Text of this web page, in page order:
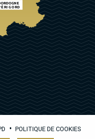
• POLITIQUE DE COOKIES